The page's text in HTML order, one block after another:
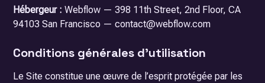
Hébergeur : Webflow — 398 11th Street, 2nd Floor, CA
94103 San Francisco — contact@webflow.com
Conditions générales d’utilisation
Le Site constitue une œuvre de l’esprit protégée par les